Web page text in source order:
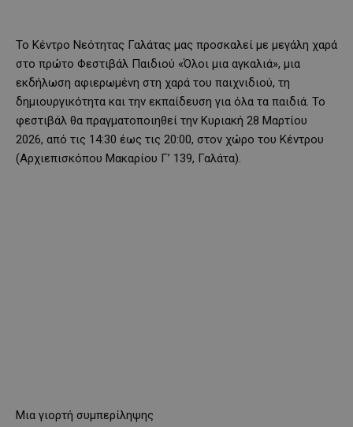
Το Κέντρο Νεότητας Γαλάτας μας προσκαλεί με μεγάλη χαρά
στο πρώτο Φεστιβάλ Παιδιού «Όλοι μια αγκαλιά», μια
εκδήλωση αφιερωμένη στη χαρά του παιχνιδιού, τη
δημιουργικότητα και την εκπαίδευση για όλα τα παιδιά. Το
φεστιβάλ θα πραγματοποιηθεί την Κυριακή 28 Μαρτίου
2026, από τις 14:30 έως τις 20:00, στον χώρο του Κέντρου
(Αρχιεπισκόπου Μακαρίου Γ’ 139, Γαλάτα).
Μια γιορτή συμπερίληψης